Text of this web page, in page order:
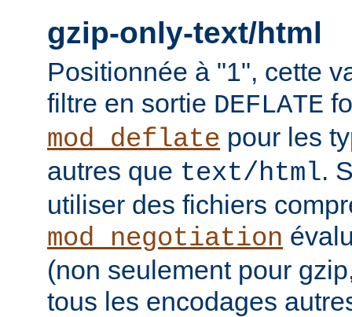
gzip-only-text/html
Positionnée à "1", cette
filtre en sortie DEFLATE
mod_deflate pour les
autres que text/html.
utiliser des fichiers
mod_negotiation
(non seulement pour
tous les encodages